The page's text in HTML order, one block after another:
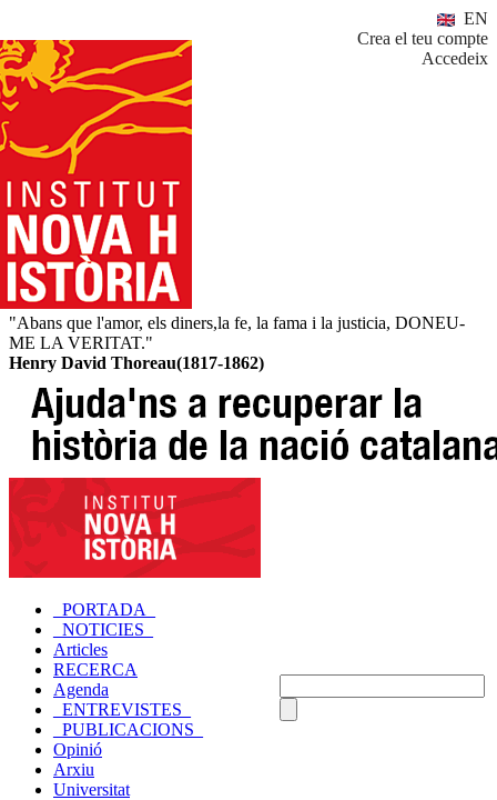
EN
Crea el teu compte
Accedeix
"Abans que l'amor, els diners,la fe, la fama i la justicia, DONEU-
ME LA VERITAT."
Henry David Thoreau(1817-1862)
_PORTADA_
_NOTICIES_
Articles
RECERCA
Agenda
_ENTREVISTES_
_PUBLICACIONS_
Opinió
Arxiu
Universitat